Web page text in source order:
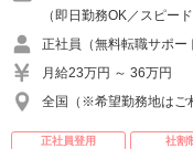
（即日勤務OK／スピー
正社員（無料転職サポー
月給23万円 ～ 36万円
全国（※希望勤務地はご
正社員登用 社割